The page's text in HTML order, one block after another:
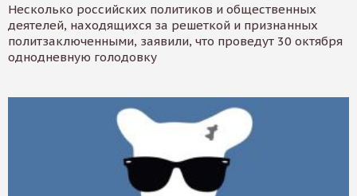
Несколько российских политиков и общественных
деятелей, находящихся за решеткой и признанных
политзаключенными, заявили, что проведут 30 октября
однодневную голодовку